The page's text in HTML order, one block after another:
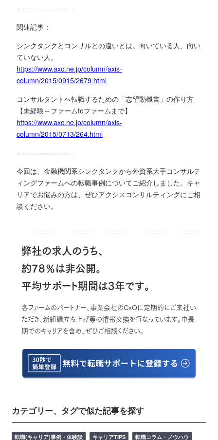
==============
関連記事：
シンクタンクとコンサルとの違いとは。向いている人、向い
ていない人。
https://www.axc.ne.jp/column/axis-
column/2015/0915/2679.html
コンサルタントへ転職するための「志望動機書」の作り方
【未経験～ファームtoファームまで】
https://www.axc.ne.jp/column/axis-
column/2015/0713/264.html
==============
今回は、金融機関系シンクタンクから外資系大手コンサルテ
ィングファームへの転職事例についてご紹介しました。キャ
リアでお悩みの方は、ぜひアクシスコンサルティングにご相
談ください。
弊社の求人のうち、
約78％は非公開。
平均サポート期間は3年です。
各ファームのパートナー、事業会社のCxOに定期的にご来社い
ただき、新組織立ち上げ等の情報交換を行なっています。中長
期でのキャリアを含め、ぜひご相談ください。
カテゴリー、タグで似た記事を探す
転職(キャリア)事例・体験談 キャリアTIPS 転職コラム・ノウハウ